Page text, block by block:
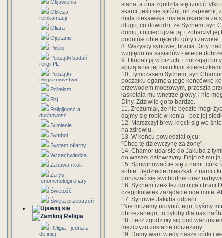
Objawienia
Oblicza
reinkarnacji
Ofiara
Opętanie
Piekło
Początki badań
religii PL
Początki
religioznawstwa
Politeizm
Raj
Religijność a
duchowość
Sumienie
Symbol
System ofiarny
Wszechwiedza
Zabawa i kult
Zarys
fenomenologii ofiary
Świetość
Święta przestrzeń
Religia
Religia - jedna z
definicji
siana, a ona zgodziła się rzucić
skarci, jeśli się spóźni, on zapewnił,
mała ciekawska została ukarana za
długo, co dowodzi, że Sychem, syn
domu, i ojciec ujrzał ją, i zobaczył
podniósł obie ręce do góry i zawołał:
8. Wszyscy synowie, bracia Diny,
względu na sąsiadów - wiecie
9. I kopali ją w brzuch, i nurzając
sprzątania jej malutkimi
10. Tymczasem Sychem, syn
początku ogarnęła jego końcówkę
przewodem moczowym, przeszła
łaskotała mu wnętrze głowy, i nie
Diny. Zdziwiło go to bardzo.
11. Zrozumiał, że nie będzie mógł
dajmy się robić w konia - bez jej
12. Marszczył brew, kręcił sig we
na zdrowiu.
13. W końcu powiedział ojcu:
"Chcę tę dziewczynę za żonę".
14. Chamor udał się do Jakuba z
do waszej dziewczyny. Dajcież mu
15. Spowinowaćcie się z nami: córki
sobie. Będziecie mieszkali z nami i
poruszać się swobodnie oraz
16. Sychem rzekł też do ojca i braci
czegokolwiek zażądacie ode mnie.
17. Synowie Jakuba odparli:
"Nie możemy uczynić tego, byśmy
obrzezanego, to byłoby dla nas
18. Lecz zgodzimy sig pod
mężczyzn zostanie obrzezany.
19. Damy wam wtedy nasze córki i